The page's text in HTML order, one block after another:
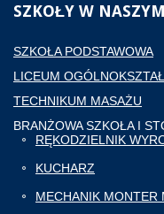
SZKOŁY W
SZKOŁA PODSTAWOWA
LICEUM
TECHNIKUM MASAŻU
BRANŻOWA SZKOŁA I
RĘKODZIELNIK
KUCHARZ
MECHANIK MONTER